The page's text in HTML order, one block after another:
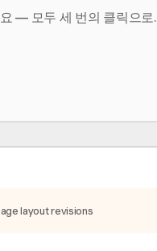
— 모두 세 번의 클릭으로.
layout revisions